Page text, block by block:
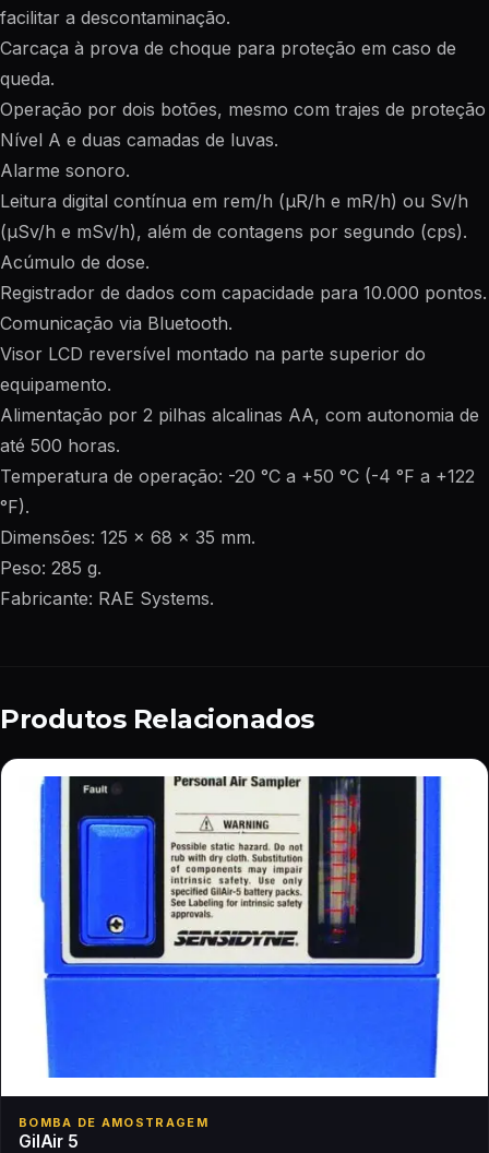
facilitar a descontaminação.
Carcaça à prova de choque para proteção em caso de
queda.
Operação por dois botões, mesmo com trajes de proteção
Nível A e duas camadas de luvas.
Alarme sonoro.
Leitura digital contínua em rem/h (µR/h e mR/h) ou Sv/h
(µSv/h e mSv/h), além de contagens por segundo (cps).
Acúmulo de dose.
Registrador de dados com capacidade para 10.000 pontos.
Comunicação via Bluetooth.
Visor LCD reversível montado na parte superior do
equipamento.
Alimentação por 2 pilhas alcalinas AA, com autonomia de
até 500 horas.
Temperatura de operação: -20 °C a +50 °C (-4 °F a +122
°F).
Dimensões: 125 x 68 x 35 mm.
Peso: 285 g.
Fabricante: RAE Systems.
Produtos Relacionados
BOMBA DE AMOSTRAGEM
GilAir 5